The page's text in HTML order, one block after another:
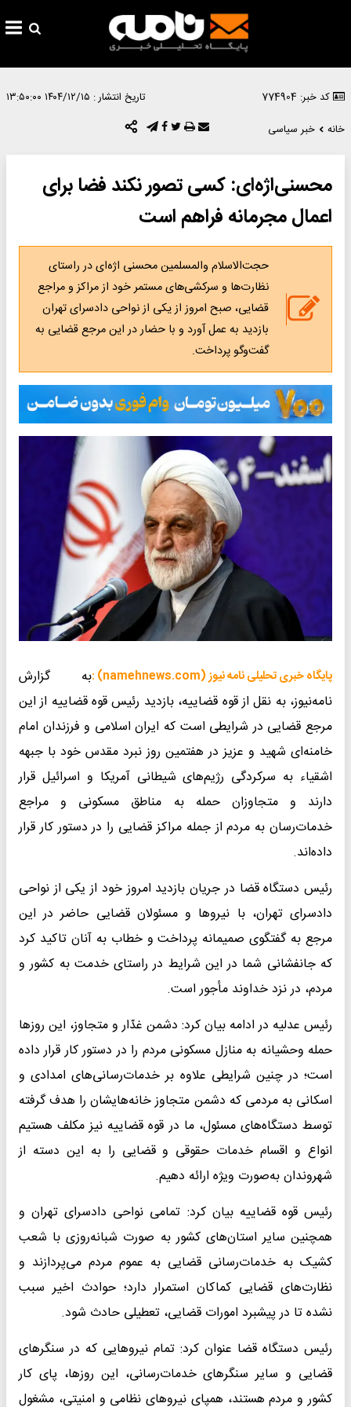
کد خبر: 774904 تاریخ انتشار : ۱۴۰۴/۱۲/۱۵ ۱۳:۵۰:۰۰
خانه
خبر سیاسی
محسنی‌اژه‌ای: کسی تصور نکند فضا برای
اعمال مجرمانه فراهم است
حجت‌الاسلام والمسلمین محسنی اژه‌ای در راستای
نظارت‌ها و سرکشی‌های مستمر خود از مراکز و مراجع
قضایی، صبح امروز از یکی از نواحی دادسرای تهران
بازدید به عمل آورد و با حضار در این مرجع قضایی به
گفت‌وگو پرداخت.
پایگاه خبری تحلیلی نامه نیوز (namehnews.com) :
به گزارش
نامه‌نیوز، به نقل از قوه قضاییه، بازدید رئیس قوه قضاییه از این
مرجع قضایی در شرایطی است که ایران اسلامی و فرزندان امام
خامنه‌ای شهید و عزیز در هفتمین روز نبرد مقدس خود با جبهه
اشقیاء به سرکردگی رژیم‌های شیطانی آمریکا و اسرائیل قرار
دارند و متجاوزان حمله به مناطق مسکونی و مراجع
خدمات‌رسان به مردم از جمله مراکز قضایی را در دستور کار قرار
داده‌اند.
رئیس دستگاه قضا در جریان بازدید امروز خود از یکی از نواحی
دادسرای تهران، با نیروها و مسئولان قضایی حاضر در این
مرجع به گفتگوی صمیمانه پرداخت و خطاب به آنان تاکید کرد
که جانفشانی شما در این شرایط در راستای خدمت به کشور و
مردم، در نزد خداوند مأجور است.
رئیس عدلیه در ادامه بیان کرد: دشمن غدّار و متجاوز، این روزها
حمله وحشیانه به منازل مسکونی مردم را در دستور کار قرار داده
است؛ در چنین شرایطی علاوه بر خدمات‌رسانی‌های امدادی و
اسکانی به مردمی که دشمن متجاوز خانه‌هایشان را هدف گرفته
توسط دستگاه‌های مسئول، ما در قوه قضاییه نیز مکلف هستیم
انواع و اقسام خدمات حقوقی و قضایی را به این دسته از
شهروندان به‌صورت ویژه ارائه دهیم.
رئیس قوه قضاییه بیان کرد: تمامی نواحی دادسرای تهران و
همچنین سایر استان‌های کشور به صورت شبانه‌روزی با شعب
کشیک به خدمات‌رسانی قضایی به عموم مردم می‌پردازند و
نظارت‌های قضایی کماکان استمرار دارد؛ حوادث اخیر سبب
نشده تا در پیشبرد امورات قضایی، تعطیلی حادث شود.
رئیس دستگاه قضا عنوان کرد: تمام نیروهایی که در سنگرهای
قضایی و سایر سنگرهای خدمات‌رسانی، این روزها، پای کار
کشور و مردم هستند، همپای نیروهای نظامی و امنیتی، مشغول